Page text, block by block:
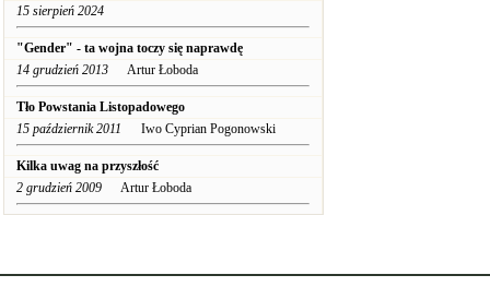
15 sierpień 2024
"Gender" - ta wojna toczy się naprawdę
14 grudzień 2013 Artur Łoboda
Tło Powstania Listopadowego
15 październik 2011 Iwo Cyprian Pogonowski
Kilka uwag na przyszłość
2 grudzień 2009 Artur Łoboda